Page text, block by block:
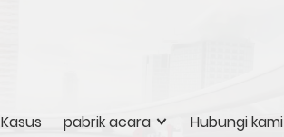
Kasus pabrik acara Hubungi kami